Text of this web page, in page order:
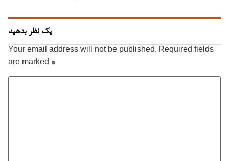
یک نظر بدهید
Your email address will not be published. Required fields
are marked *